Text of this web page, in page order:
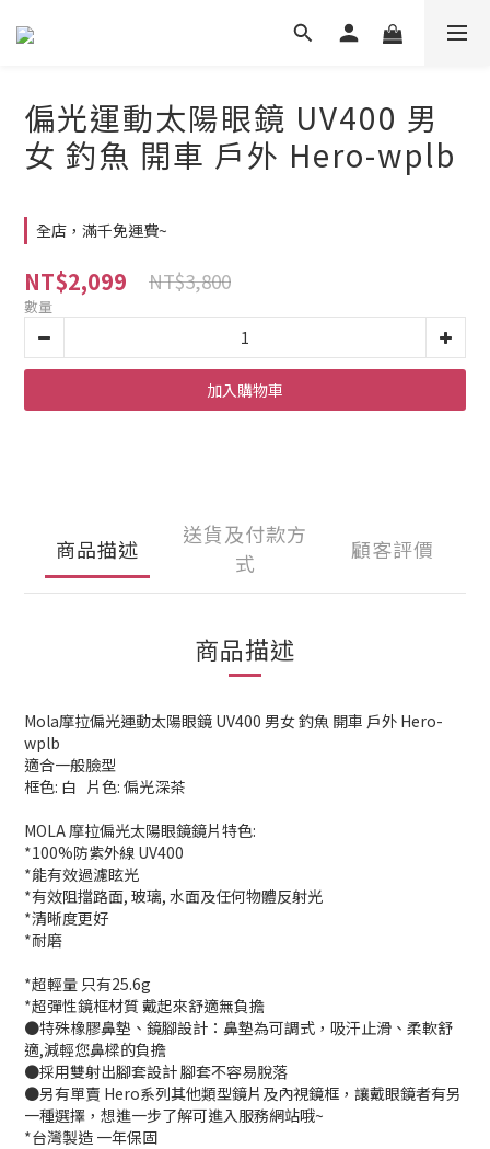
偏光運動太陽眼鏡 UV400 男
女 釣魚 開車 戶外 Hero-wplb
全店，滿千免運費~
NT$2,099 NT$3,800
數量
加入購物車
商品描述
送貨及付款方
式
顧客評價
商品描述
Mola摩拉偏光運動太陽眼鏡 UV400 男女 釣魚 開車 戶外 Hero-
wplb
適合一般臉型
框色: 白 片色: 偏光深茶
MOLA 摩拉偏光太陽眼鏡鏡片特色:
*100%防紫外線 UV400
*能有效過濾眩光
*有效阻擋路面, 玻璃, 水面及任何物體反射光
*清晰度更好
*耐磨
*超輕量 只有25.6g
*超彈性鏡框材質 戴起來舒適無負擔
●特殊橡膠鼻墊、鏡腳設計：鼻墊為可調式，吸汗止滑、柔軟舒
適,減輕您鼻樑的負擔
●採用雙射出腳套設計 腳套不容易脫落
●另有單賣 Hero系列其他類型鏡片及內視鏡框，讓戴眼鏡者有另
一種選擇，想進一步了解可進入服務網站哦~
*台灣製造 一年保固